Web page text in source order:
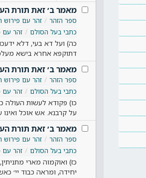
מאמר ב׳ זאת תורת
ספר הזהר זהר עם פירוש
כתבי בעל הסולם
זהר עם
כה) ועל דא בעי, דלא
דתוקפא אחרא בישא
מאמר ב׳ זאת תורת
ספר הזהר זהר עם פירוש
כתבי בעל הסולם
זהר עם
כו) פקודא לעשות העולה
על קרבנא. אש אוכל
מאמר ב׳ זאת תורת
ספר הזהר זהר עם פירוש
כתבי בעל הסולם
זהר עם
כז) ואוקמוה מארי
יחידה, ומראה כבוד יי׳